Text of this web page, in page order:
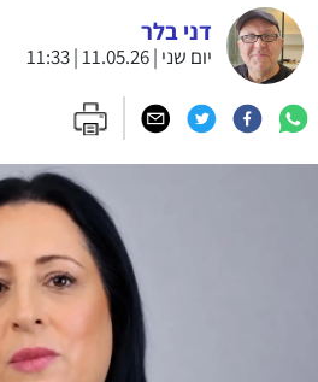
דני בלר
יום שני | 11.05.26 | 11:33